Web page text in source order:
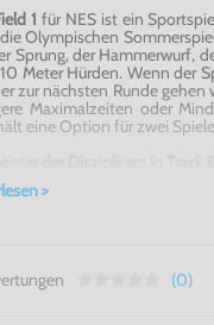
1 für NES ist ein
Olympischen
Sprung, der Hammerwurf,
Meter Hürden. Wenn der
zur nächsten Runde
Maximalzeiten oder
eine Option für zwei
>
(0)